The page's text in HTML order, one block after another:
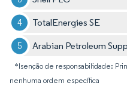
TotalEnergies SE
Arabian Petroleum
*Isenção de responsabilidade:
nenhuma ordem específica